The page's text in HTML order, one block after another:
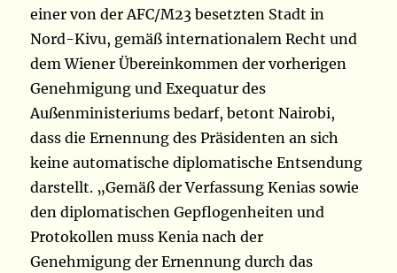
einer von der AFC/M23 besetzten Stadt in
Nord-Kivu, gemäß internationalem Recht und
dem Wiener Übereinkommen der vorherigen
Genehmigung und Exequatur des
Außenministeriums bedarf, betont Nairobi,
dass die Ernennung des Präsidenten an sich
keine automatische diplomatische Entsendung
darstellt. „Gemäß der Verfassung Kenias sowie
den diplomatischen Gepflogenheiten und
Protokollen muss Kenia nach der
Genehmigung der Ernennung durch das